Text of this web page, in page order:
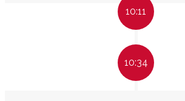
10:11
10:34